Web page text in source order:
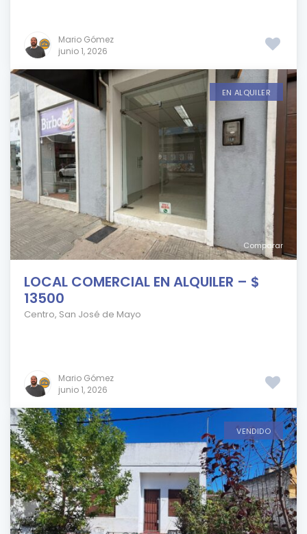
Mario Gómez
junio 1, 2026
Comparar
EN ALQUILER
LOCAL COMERCIAL EN ALQUILER – $
13500
Centro, San José de Mayo
Mario Gómez
junio 1, 2026
VENDIDO